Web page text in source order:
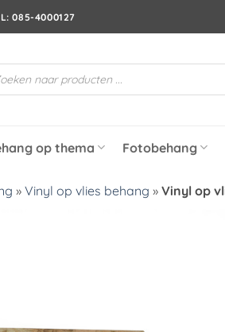
085-4000127
op thema Fotobehang
» Vinyl op vlies behang » Vinyl op